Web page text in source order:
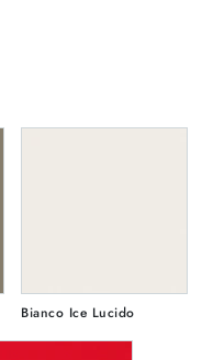
Bianco Ice Lucido